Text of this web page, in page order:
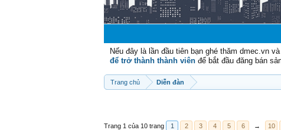
Nếu đây là lần đầu tiên bạn ghé thăm dmec.vn
để trở thành thành viên để bắt đầu đăng bán
Trang chủ Diễn đàn
Trang 1 của 10 trang 1 2 3 4 5 6 → 10